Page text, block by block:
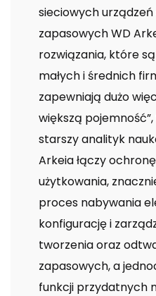
sieciowych
zapasowych WD
rozwiązania, które
małych i średnich
zapewniają dużo
większą
starszy analityk
Arkeia łączy
użytkowania,
proces nabywania
konfigurację i
tworzenia oraz
zapasowych, a
funkcji przydatnych